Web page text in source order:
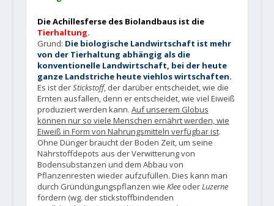
Die Achillesferse des Biolandbaus ist die
Tierhaltung.
Grund: Die biologische Landwirtschaft ist mehr
von der Tierhaltung abhängig als die
konventionelle Landwirtschaft, bei der heute
ganze Landstriche heute viehlos wirtschaften.
Es ist derStickstoff, der darüber entscheidet, wie die
Ernten ausfallen, denn er entscheidet, wie viel Eiweiß
produziert werden kann. Auf unserem Globus
können nur so viele Menschen ernährt werden, wie
Eiweiß in Form von Nahrungsmitteln verfügbar ist.
Ohne Dünger braucht der Boden Zeit, um seine
Nährstoffdepots aus der Verwitterung von
Bodensubstanzen und dem Abbau von
Pflanzenresten wieder aufzufüllen. Dies kann man
durch Gründüngungspflanzen wie KleeoderLuzerne
fördern (wg. der stickstoffbindenden